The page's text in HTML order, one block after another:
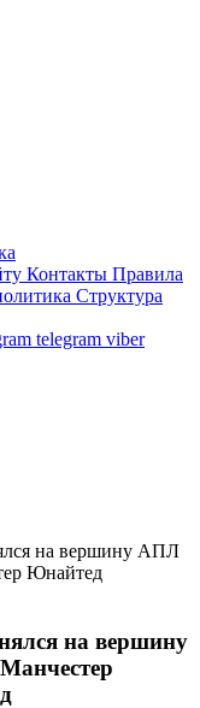
Контакты Правила
Структура
telegram viber
на вершину АПЛ
Юнайтед
на вершину